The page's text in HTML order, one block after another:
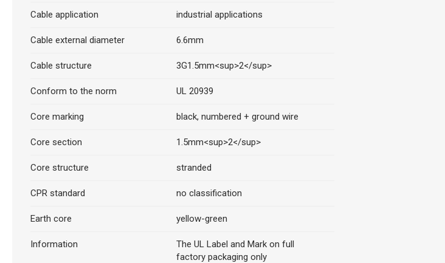
Cable application industrial applications
Cable external diameter 6.6mm
Cable structure 3G1.5mm<sup>2</sup>
Conform to the norm UL 20939
Core marking black, numbered + ground wire
Core section 1.5mm<sup>2</sup>
Core structure stranded
CPR standard no classification
Earth core yellow-green
Information
The UL Label and Mark on full
factory packaging only